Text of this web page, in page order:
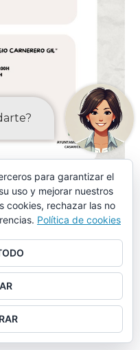
2024
provisional)
deportivas y
(tasas)
(aprobación provisional)
para garantizar el
uso y mejorar nuestros
cookies, rechazar las no
Política de cookies